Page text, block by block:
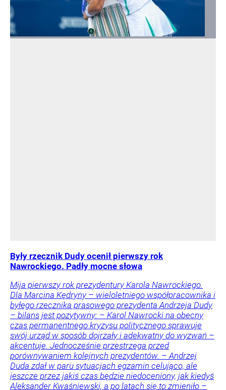
Były rzecznik Dudy ocenił pierwszy rok
Nawrockiego. Padły mocne słowa
Mija pierwszy rok prezydentury Karola Nawrockiego.
Dla Marcina Kędryny – wieloletniego współpracownika i
byłego rzecznika prasowego prezydenta Andrzeja Dudy
– bilans jest pozytywny: – Karol Nawrocki na obecny
czas permanentnego kryzysu politycznego sprawuje
swój urząd w sposób dojrzały i adekwatny do wyzwań –
akcentuje. Jednocześnie przestrzega przed
porównywaniem kolejnych prezydentów. – Andrzej
Duda zdał w paru sytuacjach egzamin celująco, ale
jeszcze przez jakiś czas będzie niedoceniony, jak kiedyś
Aleksander Kwaśniewski, a po latach się to zmieniło –